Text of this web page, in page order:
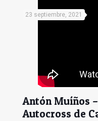
23 septiembre, 2021
Antón Muíños –
Autocross de